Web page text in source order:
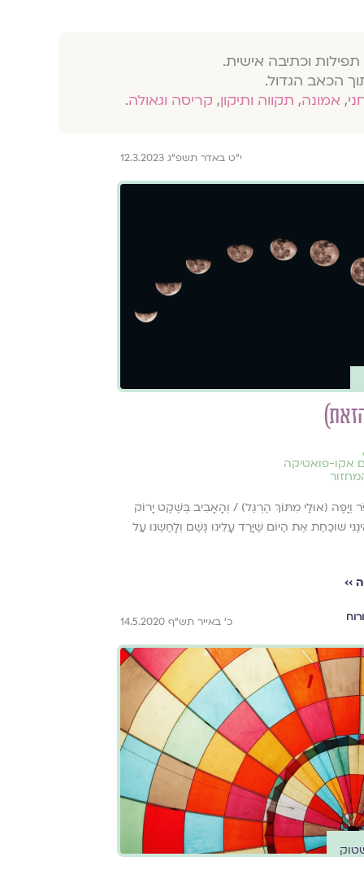
וכתיבה אישית.
הכאב הגדול.
, אמונה, תקווה ותיקון, קריסה וגאולה.
י״ט באדר תשפ״ג 12.3.2023
,
אקו-פואטיקה
וְיָפֶה (אוּלַי מִתּוֹךְ הֶרְגֵּל) / וְהָאָבִיב בְּשֶׁקֶט יָרוֹק
שׁוֹכַחַת אֶת הַיּוֹם שֶׁיָּרַד עָלֵינוּ גֶּשֶׁם וְלָחַשְׁנוּ עַל
››
כ' באייר תש"ף 14.5.2020